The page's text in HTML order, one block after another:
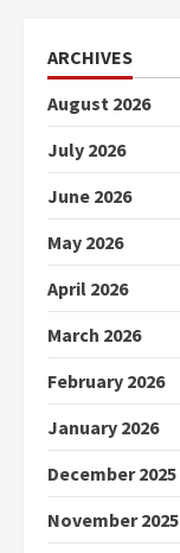
ARCHIVES
August 2026
July 2026
June 2026
May 2026
April 2026
March 2026
February 2026
January 2026
December 2025
November 2025